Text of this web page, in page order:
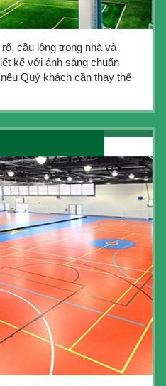
cầu lông trong nhà và
kế với ánh sáng chuẩn
Quý khách cần thay thế